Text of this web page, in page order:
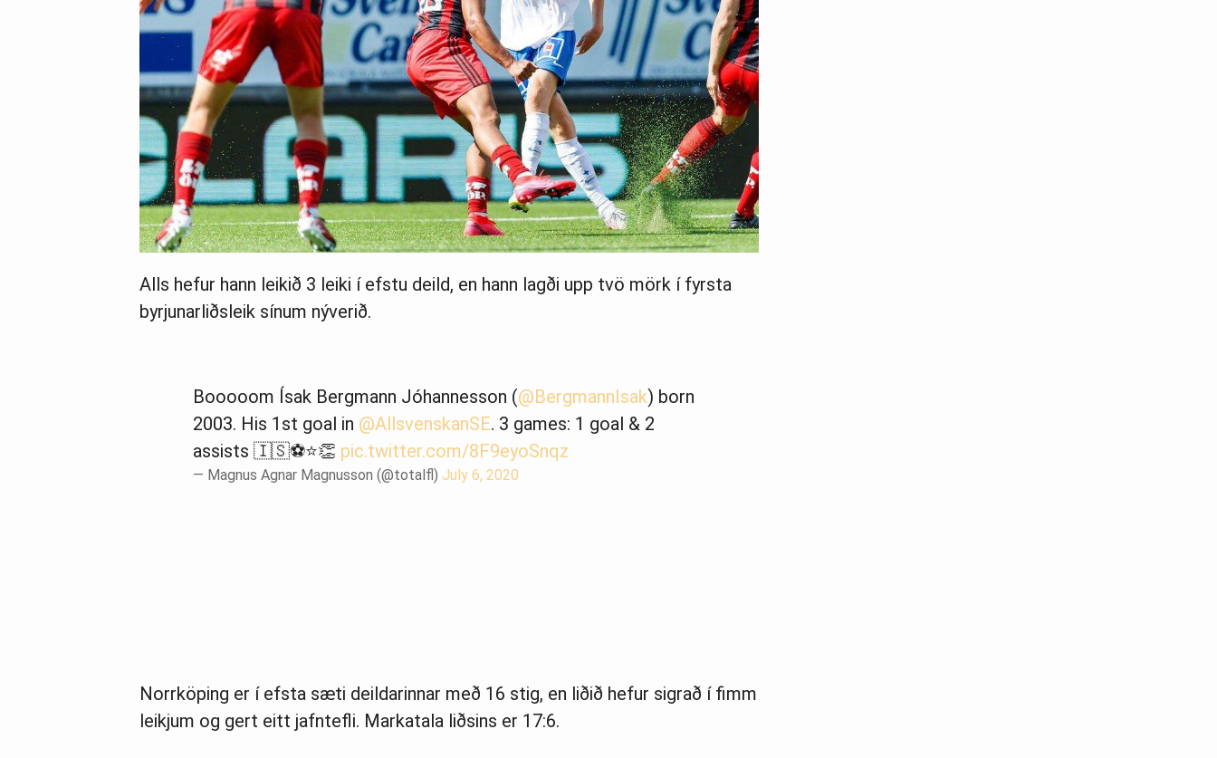
Alls hefur hann leikið 3 leiki í efstu deild, en hann lagði upp tvö mörk í fyrsta
byrjunarliðsleik sínum nýverið.
Booooom Ísak Bergmann Jóhannesson (@BergmannIsak) born
2003. His 1st goal in @AllsvenskanSE. 3 games: 1 goal & 2
assists 🇮🇸⚽️⭐️👏 pic.twitter.com/8F9eyoSnqz
— Magnus Agnar Magnusson (@totalfl) July 6, 2020
Norrköping er í efsta sæti deildarinnar með 16 stig, en liðið hefur sigrað í fimm
leikjum og gert eitt jafntefli. Markatala liðsins er 17:6.